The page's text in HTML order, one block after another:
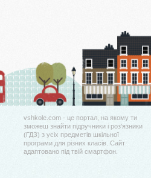
vshkole.com - це портал, на якому ти
зможеш знайти підручники і роз'язники
(ГДЗ) з усіх предметів шкільної
програми для різних класів. Сайт
адаптовано під твій смартфон.